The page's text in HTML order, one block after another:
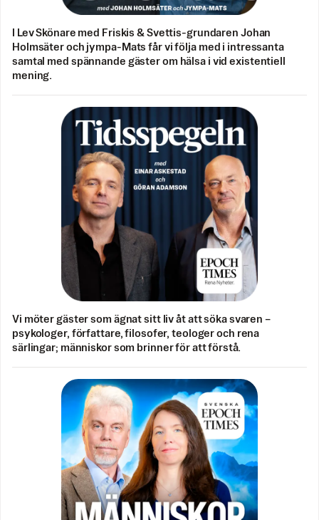
I Lev Skönare med Friskis & Svettis-grundaren Johan
Holmsäter och jympa-Mats får vi följa med i intressanta
samtal med spännande gäster om hälsa i vid existentiell
mening.
Vi möter gäster som ägnat sitt liv åt att söka svaren –
psykologer, författare, filosofer, teologer och rena
särlingar; människor som brinner för att förstå.